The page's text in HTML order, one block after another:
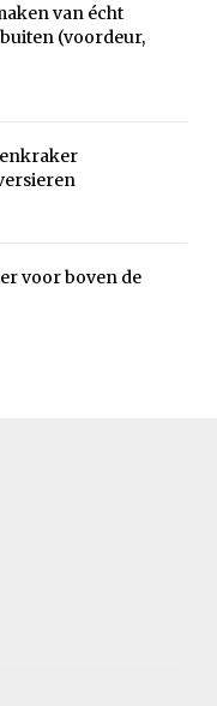
van écht
(voordeur,
voor boven de